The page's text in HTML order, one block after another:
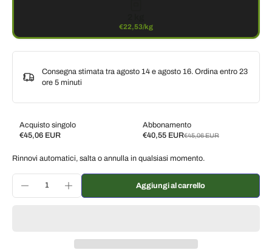
€22,53/kg
Consegna stimata tra agosto 14 e agosto 16. Ordina entro 23
ore 5 minuti
Acquisto singolo
€45,06 EUR
Abbonamento
€40,55 EUR€45,06 EUR
Subscribe and save
Consegna ogni 3 settimane, 7% di sconto
Consegna ogni mese, 5% di sconto
€42,81 EUR
Rinnovi automatici, salta o annulla in qualsiasi momento.
Aggiungi al carrello